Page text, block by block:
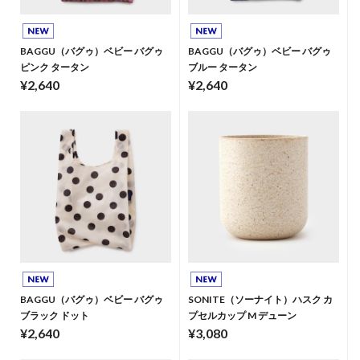
BAGGU（バグゥ）ベビー バグゥ
ピンク タータン
¥2,640
BAGGU（バグゥ）ベビー バグゥ
ブルー タータン
¥2,640
BAGGU（バグゥ）ベビー バグゥ
ブラック ドット
¥2,640
SONITE（ソーナイト）ハスク カ
プセルカップ M デューン
¥3,080